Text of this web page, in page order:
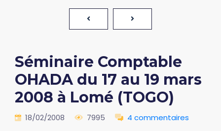
Séminaire Comptable
OHADA du 17 au 19 mars
2008 à Lomé (TOGO)
18/02/2008 7995
4 commentaires